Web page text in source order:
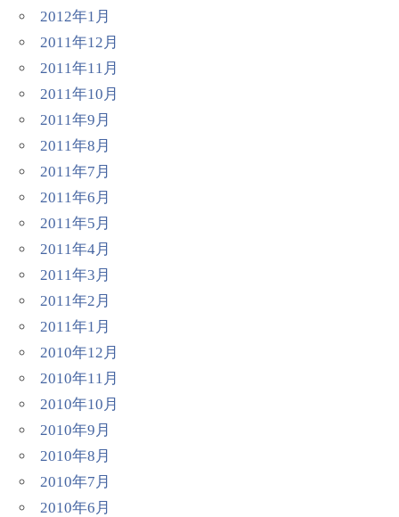
2012年1月
2011年12月
2011年11月
2011年10月
2011年9月
2011年8月
2011年7月
2011年6月
2011年5月
2011年4月
2011年3月
2011年2月
2011年1月
2010年12月
2010年11月
2010年10月
2010年9月
2010年8月
2010年7月
2010年6月